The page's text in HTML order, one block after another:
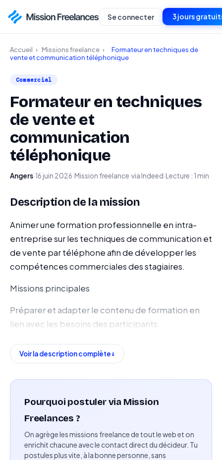
Se connecter 3 jours
Accueil › Missions freelance ›
Formateur en techniques de
vente et communication téléphonique
Commercial
Formateur en techniques
de vente et
communication
téléphonique
Angers·16 juin 2026·Mission freelance·via Indeed·Lecture : 1 min
Description de la mission
Animer une formation professionnelle en intra-
entreprise sur les techniques de communication et
de vente par téléphone afin de développer les
compétences commerciales des stagiaires.
Missions principales
Préparer et adapter le contenu de formation en
lien avec les besoins des participants.
Animer des sessions de formation en présentiel sur
deux jours.
Transmettre les techniques de communication et
Encadrer des exercices pratiques et mises en
situation.
Accompagner les participants dans la maîtrise des
Voir la description complète
Pourquoi postuler via Mission
Freelances ?
On agrège les missions freelance de tout le web et on
enrichit chacune avec le contact direct du décideur. Tu
postules plus vite, à la bonne personne, sans